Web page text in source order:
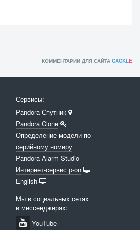
КОММЕНТАРИИ ДЛЯ САЙТА CACKLE
Сервисы:
Pandora-Спутник
Pandora Clone
Определение модели по
серийному номеру
Pandora Alarm Studio
Интернет-сервис p-on
English
Мы в социальных сетях
и мессенджерах:
YouTube